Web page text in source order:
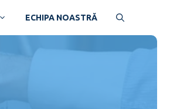
ECHIPA NOASTRĂ